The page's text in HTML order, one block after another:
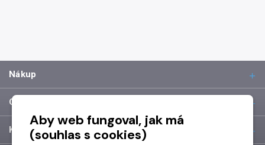
Nákup
O společnosti
Kontakt
Aby web fungoval, jak má
(souhlas s cookies)